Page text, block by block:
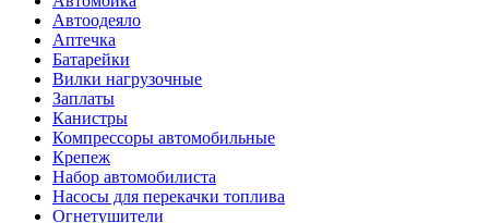
Автоодеяло
Аптечка
Батарейки
Вилки нагрузочные
Заплаты
Канистры
Компрессоры автомобильные
Крепеж
Набор автомобилиста
Насосы для перекачки топлива
Огнетушители